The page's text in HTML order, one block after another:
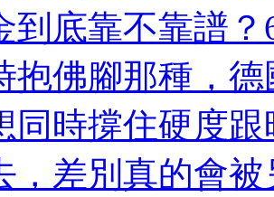
到底靠不靠譜？
抱佛腳那種，
同時撐住硬度
，差別真的會